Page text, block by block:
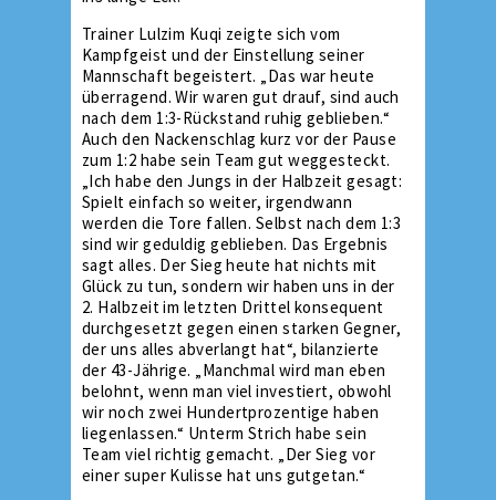
Trainer Lulzim Kuqi zeigte sich vom
Kampfgeist und der Einstellung seiner
Mannschaft begeistert. „Das war heute
überragend. Wir waren gut drauf, sind auch
nach dem 1:3-Rückstand ruhig geblieben.“
Auch den Nackenschlag kurz vor der Pause
zum 1:2 habe sein Team gut weggesteckt.
„Ich habe den Jungs in der Halbzeit gesagt:
Spielt einfach so weiter, irgendwann
werden die Tore fallen. Selbst nach dem 1:3
sind wir geduldig geblieben. Das Ergebnis
sagt alles. Der Sieg heute hat nichts mit
Glück zu tun, sondern wir haben uns in der
2. Halbzeit im letzten Drittel konsequent
durchgesetzt gegen einen starken Gegner,
der uns alles abverlangt hat“, bilanzierte
der 43-Jährige. „Manchmal wird man eben
belohnt, wenn man viel investiert, obwohl
wir noch zwei Hundertprozentige haben
liegenlassen.“ Unterm Strich habe sein
Team viel richtig gemacht. „Der Sieg vor
einer super Kulisse hat uns gutgetan.“